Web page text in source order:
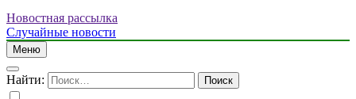
Новостная рассылка
Случайные новости
Меню
Найти: